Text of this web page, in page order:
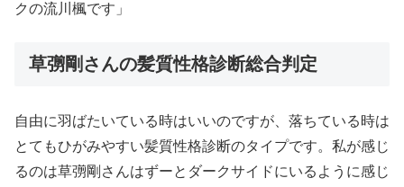
クの流川楓です」
草彅剛さんの髪質性格診断総合判定
自由に羽ばたいている時はいいのですが、落ちている時は
とてもひがみやすい髪質性格診断のタイプです。私が感じ
るのは草彅剛さんはずーとダークサイドにいるように感じ